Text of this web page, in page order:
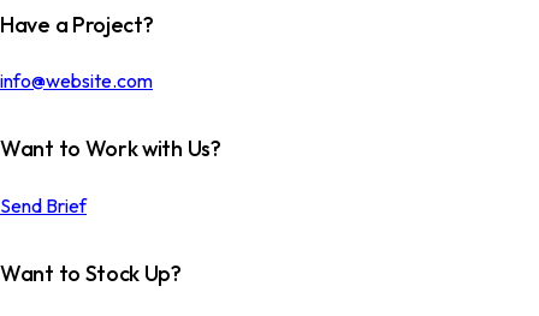
Have a Project?
info@website.com
Want to Work with Us?
Send Brief
Want to Stock Up?